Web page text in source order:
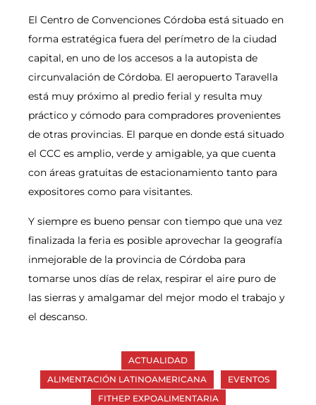
El Centro de Convenciones Córdoba está situado en
forma estratégica fuera del perímetro de la ciudad
capital, en uno de los accesos a la autopista de
circunvalación de Córdoba. El aeropuerto Taravella
está muy próximo al predio ferial y resulta muy
práctico y cómodo para compradores provenientes
de otras provincias. El parque en donde está situado
el CCC es amplio, verde y amigable, ya que cuenta
con áreas gratuitas de estacionamiento tanto para
expositores como para visitantes.
Y siempre es bueno pensar con tiempo que una vez
finalizada la feria es posible aprovechar la geografía
inmejorable de la provincia de Córdoba para
tomarse unos días de relax, respirar el aire puro de
las sierras y amalgamar del mejor modo el trabajo y
el descanso.
ACTUALIDAD
ALIMENTACIÓN LATINOAMERICANA
EVENTOS
FITHEP EXPOALIMENTARIA